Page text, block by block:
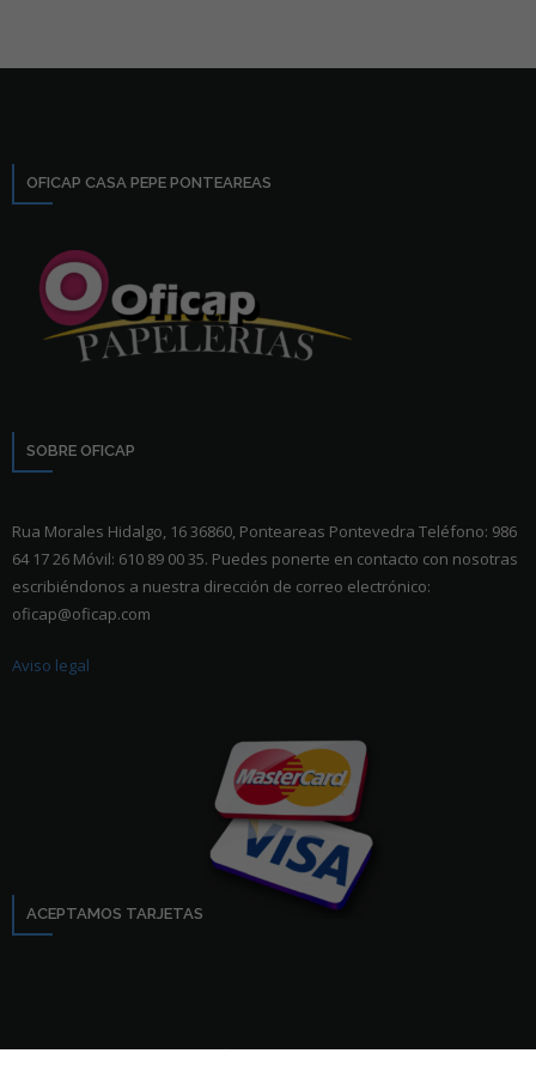
OFICAP CASA PEPE PONTEAREAS
SOBRE OFICAP
Rua Morales Hidalgo, 16 36860, Ponteareas Pontevedra Teléfono: 986
64 17 26 Móvil: 610 89 00 35. Puedes ponerte en contacto con nosotras
escribiéndonos a nuestra dirección de correo electrónico:
oficap@oficap.com
Aviso legal
ACEPTAMOS TARJETAS